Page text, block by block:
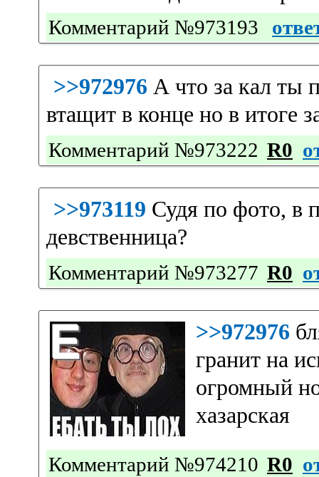
Комментарий №973193
>>972976 А что за кал ты
втащит в конце но в итоге
Комментарий №973222 R0
>>973119 Судя по фото, в
девственница?
Комментарий №973277 R0
>>972976
гранит на
огромный
хазарская
Комментарий №974210 R0